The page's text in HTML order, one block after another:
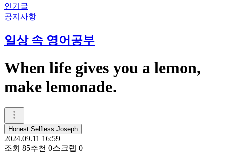
인기글
공지사항
일상 속 영어공부
When life gives you a lemon,
make lemonade.
Honest Selfless Joseph
2024.09.11 16:59
조회 85추천 0스크랩 0